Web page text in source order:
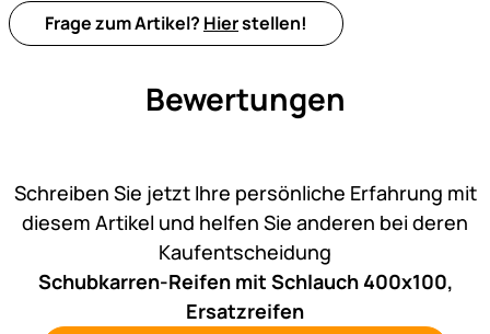
Frage zum Artikel? Hierstellen!
Bewertungen
Schreiben Sie jetzt Ihre persönliche Erfahrung mit
diesem Artikel und helfen Sie anderen bei deren
Kaufentscheidung
Schubkarren-Reifen mit Schlauch 400x100,
Ersatzreifen